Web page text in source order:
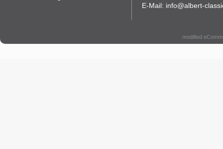
E-Mail: info@albert-
modified